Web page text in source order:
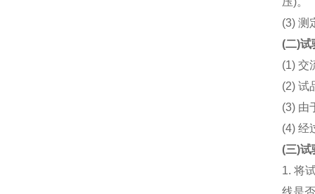
(3) 测
(二)试
(1) 交
(2) 试
(3) 由
(4) 经
(三)试
1. 将
线是